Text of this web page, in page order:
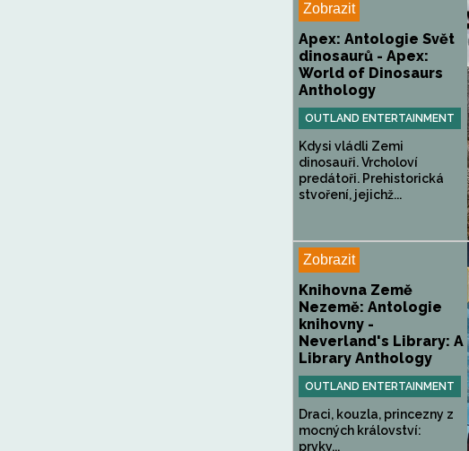
Zobrazit
Apex: Antologie Svět
dinosaurů - Apex:
World of Dinosaurs
Anthology
OUTLAND ENTERTAINMENT
Kdysi vládli Zemi
dinosauři. Vrcholoví
predátoři. Prehistorická
stvoření, jejichž...
Zobrazit
Knihovna Země
Nezemě: Antologie
knihovny -
Neverland's Library: A
Library Anthology
OUTLAND ENTERTAINMENT
Draci, kouzla, princezny z
mocných království:
prvky...